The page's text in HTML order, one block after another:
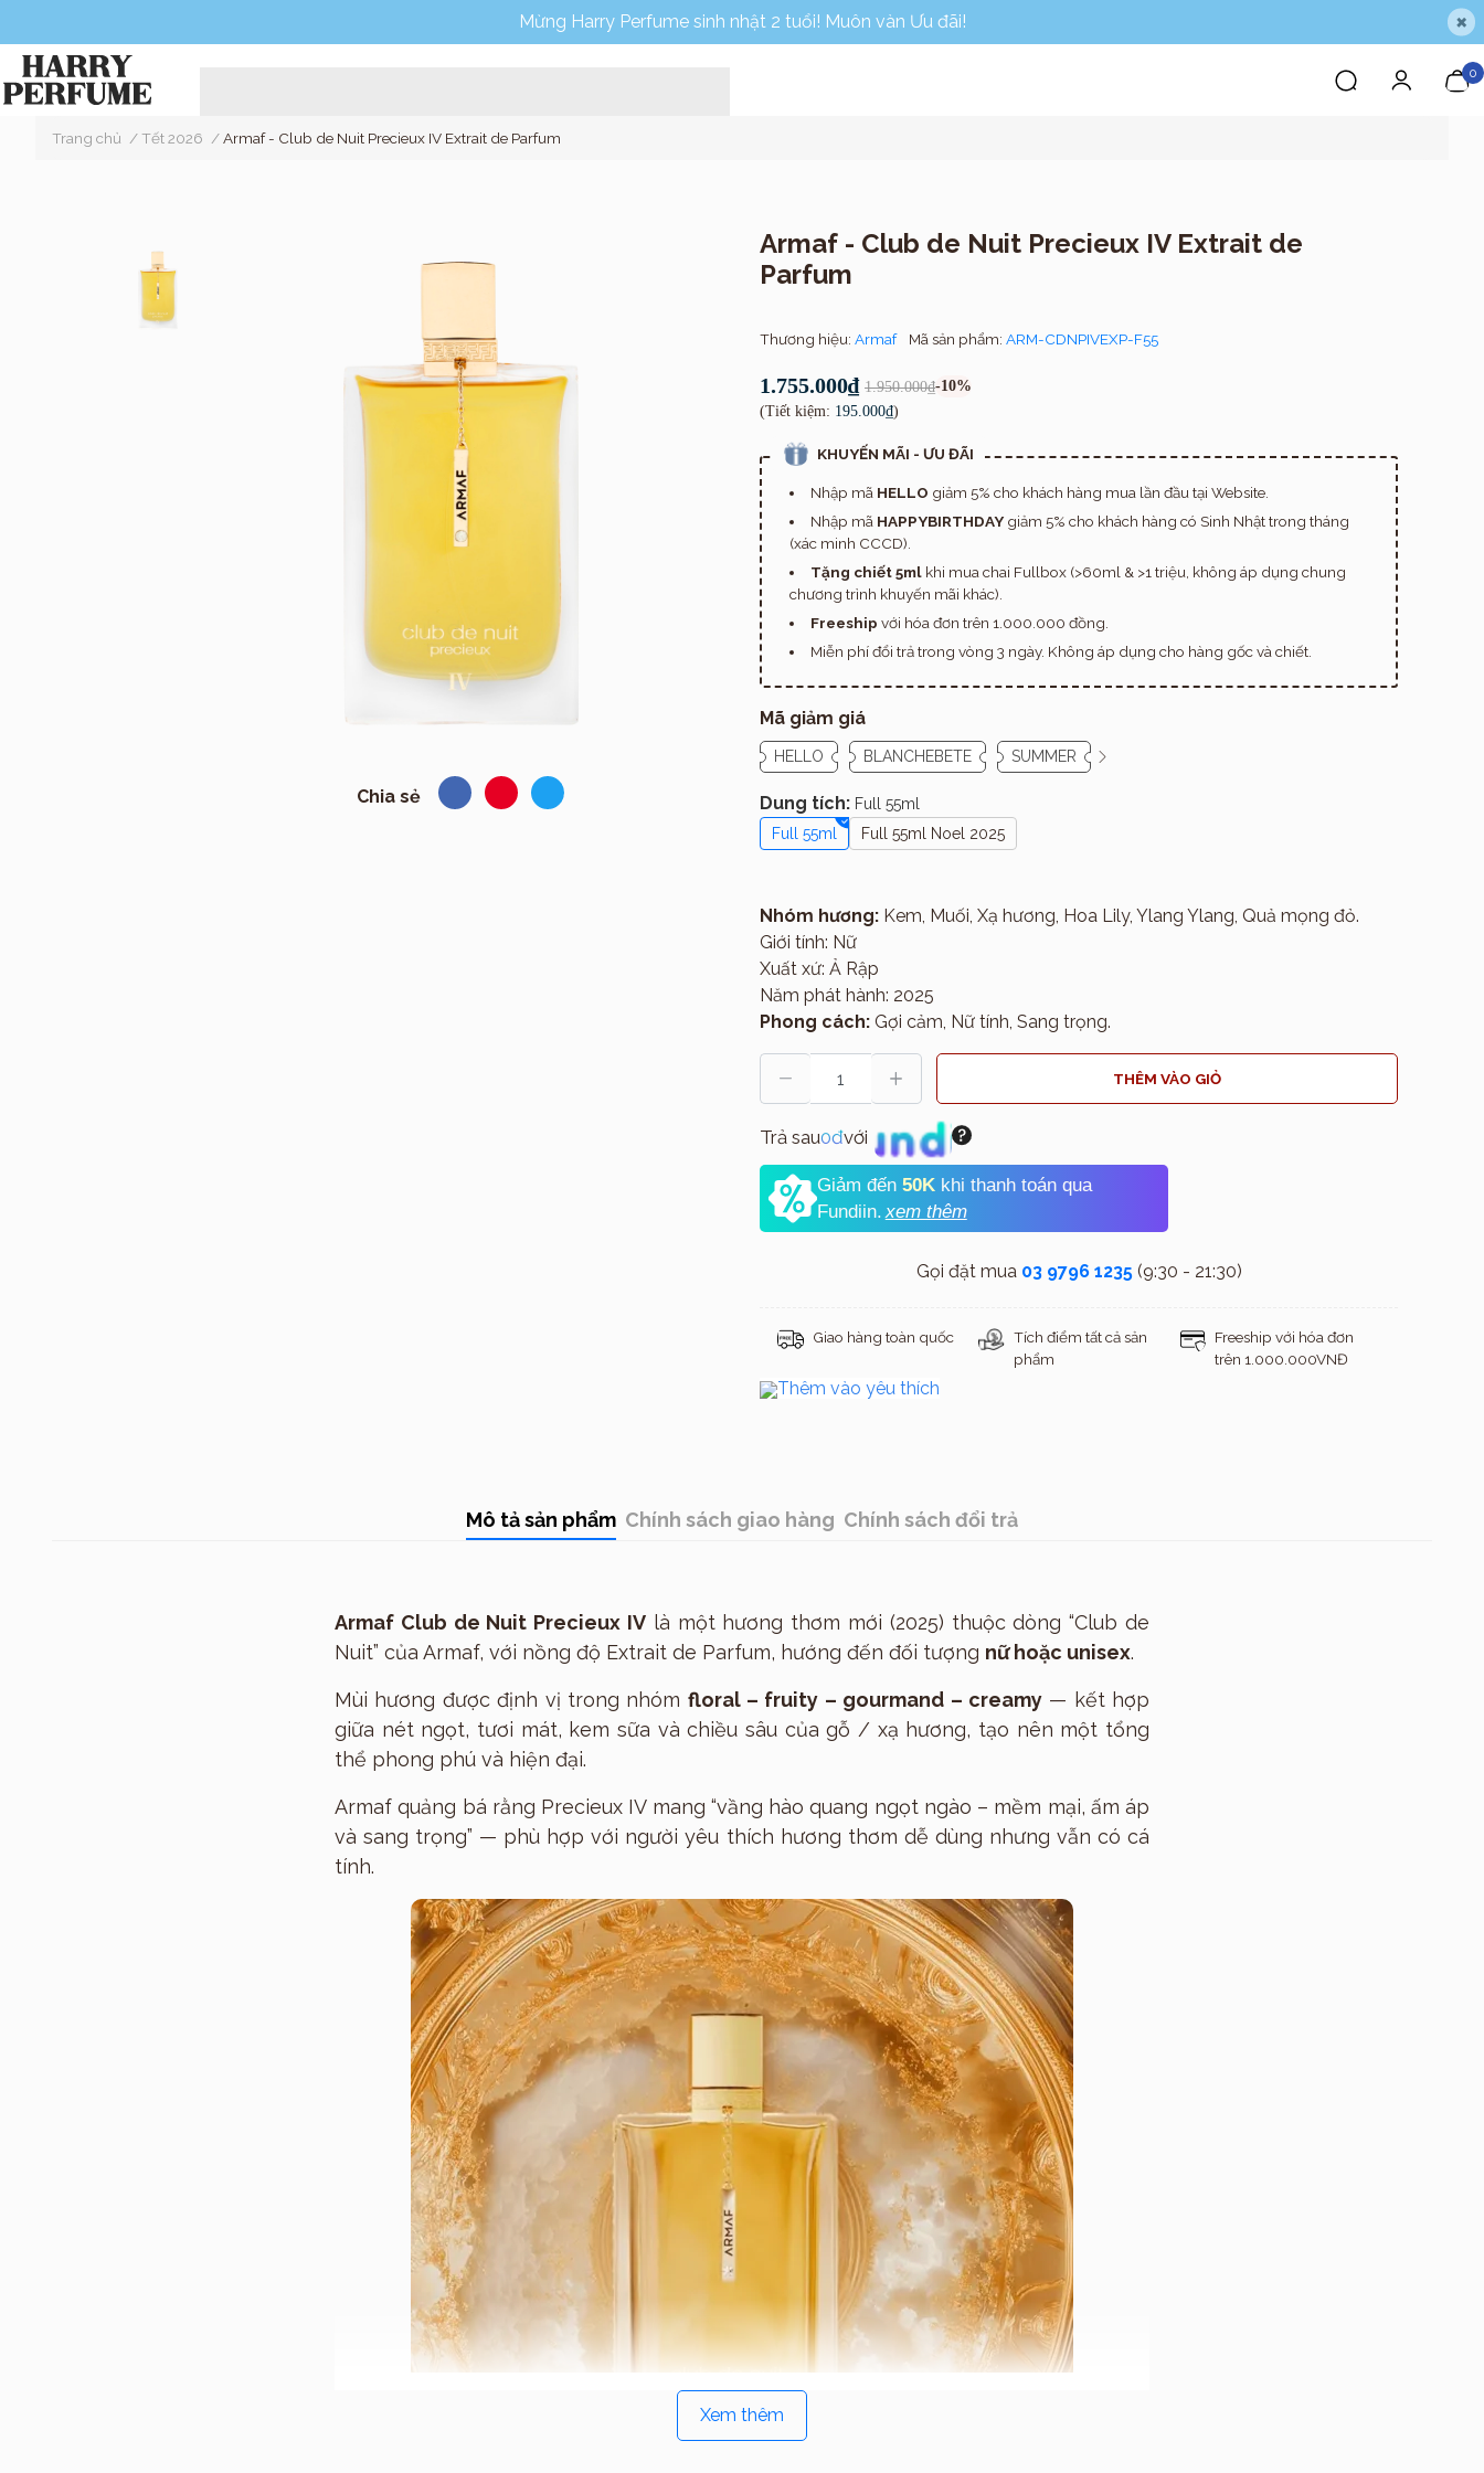
Mừng Harry Perfume sinh nhật 2 tuổi! Muôn vàn Ưu đãi! ×
Home
Giới thiệu
0
Trang chủ /Tết 2026 /Armaf - Club de Nuit Precieux IV Extrait de Parfum
Chia sẻ
Armaf - Club de Nuit Precieux IV Extrait de
Parfum
Thương hiệu: Armaf Mã sản phẩm: ARM-CDNPIVEXP-F55
1.755.000₫ 1.950.000₫-10%
(Tiết kiệm: 195.000₫)
KHUYẾN MÃI - ƯU ĐÃI
Nhập mã HELLO giảm 5% cho khách hàng mua lần đầu tại Website.
Nhập mã HAPPYBIRTHDAYgiảm 5% cho khách hàng có Sinh Nhật trong tháng
(xác minh CCCD).
Tặng chiết 5mlkhi mua chai Fullbox (>60ml & >1 triệu, không áp dụng chung
chương trình khuyến mãi khác).
Freeship với hóa đơn trên 1.000.000 đồng.
Miễn phí đổi trả trong vòng 3 ngày. Không áp dụng cho hàng gốc và chiết.
Mã giảm giá
HELLO BLANCHEBETE SUMMER
Dung tích: Full 55ml
Full 55ml
Full 55ml Noel 2025
Nhóm hương: Kem, Muối, Xạ hương, Hoa Lily, Ylang Ylang, Quả mọng đỏ.
Giới tính: Nữ
Xuất xứ: Ả Rập
Năm phát hành: 2025
Phong cách: Gợi cảm, Nữ tính, Sang trọng.
THÊM VÀO GIỎ
Trả sau0đvới
Giảm đến 50K khi thanh toán qua
Fundiin. xem thêm
Gọi đặt mua 03 9796 1235(9:30 - 21:30)
Giao hàng toàn quốc
Tích điểm tất cả sản
phẩm
Freeship với hóa đơn
trên 1.000.000VNĐ
Thêm vào yêu thích
Mô tả sản phẩm Chính sách giao hàng Chính sách đổi trả
Armaf Club de Nuit Precieux IV là một hương thơm mới (2025) thuộc dòng “Club de
Nuit” của Armaf, với nồng độ Extrait de Parfum, hướng đến đối tượng nữ hoặc unisex.
Mùi hương được định vị trong nhóm floral – fruity – gourmand – creamy— kết hợp
giữa nét ngọt, tươi mát, kem sữa và chiều sâu của gỗ / xạ hương, tạo nên một tổng
thể phong phú và hiện đại.
Armaf quảng bá rằng Precieux IV mang “vầng hào quang ngọt ngào – mềm mại, ấm áp
và sang trọng” — phù hợp với người yêu thích hương thơm dễ dùng nhưng vẫn có cá
tính.
Xem thêm